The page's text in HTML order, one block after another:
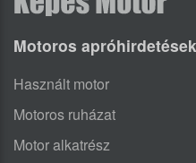
Motoros apróhirdetések
Használt motor
Motoros ruházat
Motor alkatrész